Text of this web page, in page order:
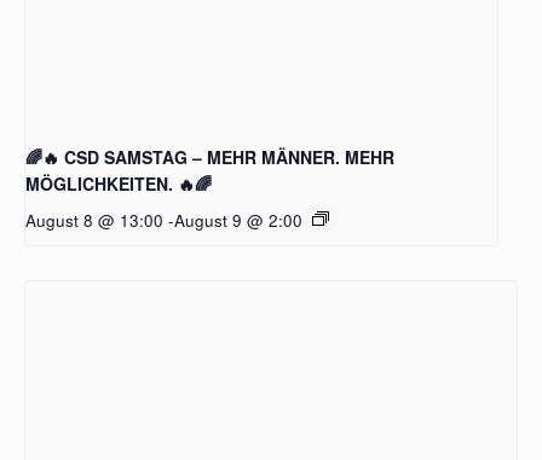
🌈🔥 CSD SAMSTAG – MEHR MÄNNER. MEHR
MÖGLICHKEITEN. 🔥🌈
August 8 @ 13:00 -August 9 @ 2:00